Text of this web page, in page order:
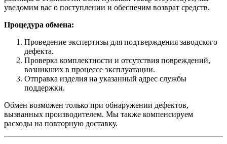
уведомим вас о поступлении и обеспечим возврат средств.
Процедура обмена:
Проведение экспертизы для подтверждения заводского
дефекта.
Проверка комплектности и отсутствия повреждений,
возникших в процессе эксплуатации.
Отправка изделия на указанный адрес службы
поддержки.
Обмен возможен только при обнаружении дефектов,
вызванных производителем. Мы также компенсируем
расходы на повторную доставку.